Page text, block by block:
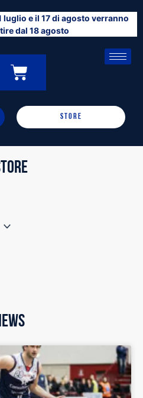
luglio e il 17 di agosto verranno
dal 18 agosto
0
CARRELLO
STORE